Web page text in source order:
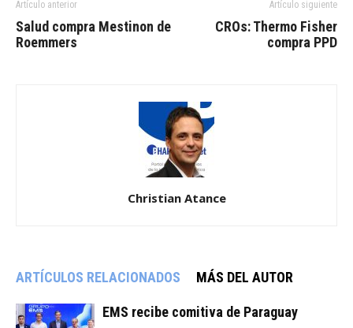
Artículo anterior
Salud compra Mestinon de
Roemmers
Artículo siguiente
CROs: Thermo Fisher
compra PPD
Christian Atance
ARTÍCULOS RELACIONADOS MÁS DEL AUTOR
EMS recibe comitiva de Paraguay